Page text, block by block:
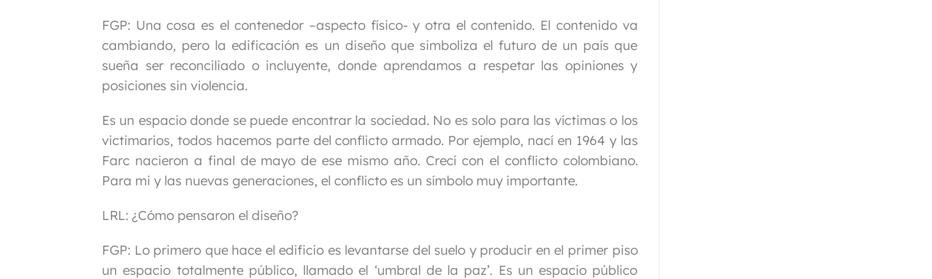
FGP: Una cosa es el contenedor –aspecto físico- y otra el contenido. El contenido va
cambiando, pero la edificación es un diseño que simboliza el futuro de un país que
sueña ser reconciliado o incluyente, donde aprendamos a respetar las opiniones y
posiciones sin violencia.
Es un espacio donde se puede encontrar la sociedad. No es solo para las víctimas o los
victimarios, todos hacemos parte del conflicto armado. Por ejemplo, nací en 1964 y las
Farc nacieron a final de mayo de ese mismo año. Crecí con el conflicto colombiano.
Para mi y las nuevas generaciones, el conflicto es un símbolo muy importante.
LRL: ¿Cómo pensaron el diseño?
FGP: Lo primero que hace el edificio es levantarse del suelo y producir en el primer piso
un espacio totalmente público, llamado el ‘umbral de la paz’. Es un espacio público